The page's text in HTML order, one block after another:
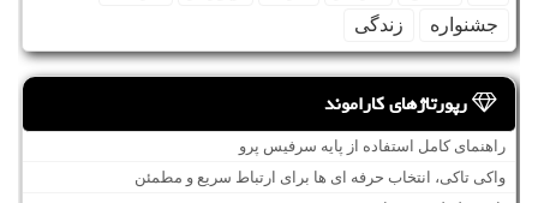
جشنواره
زندگی
رپورتاژهای کاراموند
راهنمای کامل استفاده از پایه سرفیس پرو
واکی تاکی، انتخاب حرفه ای ها برای ارتباط سریع و مطمئن